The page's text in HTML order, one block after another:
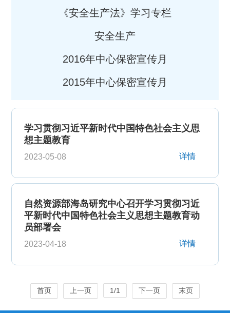
《安全生产法》学习专栏
安全生产
2016年中心保密宣传月
2015年中心保密宣传月
学习贯彻习近平新时代中国特色社会主义思
想主题教育
2023-05-08 详情
自然资源部海岛研究中心召开学习贯彻习近
平新时代中国特色社会主义思想主题教育动
员部署会
2023-04-18 详情
首页 上一页 1/1 下一页 末页